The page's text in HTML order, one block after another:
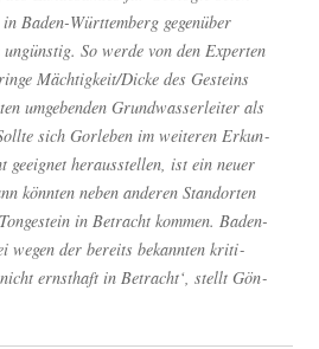
Baden-Würt­tem­berg gegen­über
So wer­de von den Exper­ten
Mächtigkeit/Dicke des Gesteins
umge­ben­den Grund­was­ser­lei­ter als
sich Gor­le­ben im wei­te­ren Erkun­
geeig­net her­aus­stel­len, ist ein neu­er
könn­ten neben ande­ren Stand­or­ten
in Betracht kom­men. Baden-
wegen der bereits bekann­ten kri­ti­
nicht ernst­haft in Betracht‘, stellt Gön­